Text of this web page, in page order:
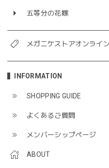
五等分の花嫁
メガニケストアオンライン
INFORMATION
SHOPPING GUIDE
よくあるご質問
メンバーシップページ
ABOUT